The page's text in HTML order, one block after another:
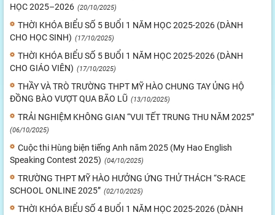
HỌC 2025–2026 (20/10/2025)
THỜI KHÓA BIỂU SỐ 5 BUỔI 1 NĂM HỌC 2025-2026 (DÀNH
CHO HỌC SINH) (17/10/2025)
THỜI KHÓA BIỂU SỐ 5 BUỔI 1 NĂM HỌC 2025-2026 (DÀNH
CHO GIÁO VIÊN) (17/10/2025)
THẦY VÀ TRÒ TRƯỜNG THPT MỸ HÀO CHUNG TAY ỦNG HỘ
ĐỒNG BÀO VƯỢT QUA BÃO LŨ (13/10/2025)
TRẢI NGHIỆM KHÔNG GIAN “VUI TẾT TRUNG THU NĂM 2025”
(06/10/2025)
Cuộc thi Hùng biện tiếng Anh năm 2025 (My Hao English
Speaking Contest 2025) (04/10/2025)
TRƯỜNG THPT MỸ HÀO HƯỞNG ỨNG THỬ THÁCH “S-RACE
SCHOOL ONLINE 2025” (02/10/2025)
THỜI KHÓA BIỂU SỐ 4 BUỔI 1 NĂM HỌC 2025-2026 (DÀNH